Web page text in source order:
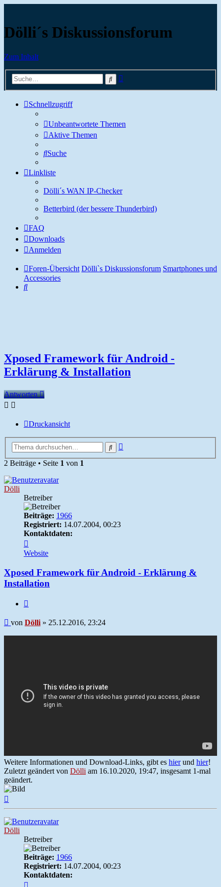
Dölli´s Diskussionsforum
Zum Inhalt
Suche
Schnellzugriff
Unbeantwortete Themen
Aktive Themen
Suche
Linkliste
Dölli´s WAN IP-Checker
Betterbird (der bessere Thunderbird)
FAQ
Downloads
Anmelden
Foren-Übersicht Dölli`s Diskussionsforum Smartphones und
Accessories
Suche
Xposed Framework für Android -
Erklärung & Installation
Antworten
Druckansicht
Suche
2 Beiträge • Seite 1 von 1
Dölli
Betreiber
Beiträge: 1966
Registriert: 14.07.2004, 00:23
Kontaktdaten:
von
Dölli
Website
Xposed Framework für Android - Erklärung &
Installation
Beitrag
von Dölli » 25.12.2016, 23:24
Weitere Informationen und Download-Links, gibt es hierund hier!
Zuletzt geändert von Dölli am 16.10.2020, 19:47, insgesamt 1-mal
geändert.
Dölli
Betreiber
Beiträge: 1966
Registriert: 14.07.2004, 00:23
Kontaktdaten: